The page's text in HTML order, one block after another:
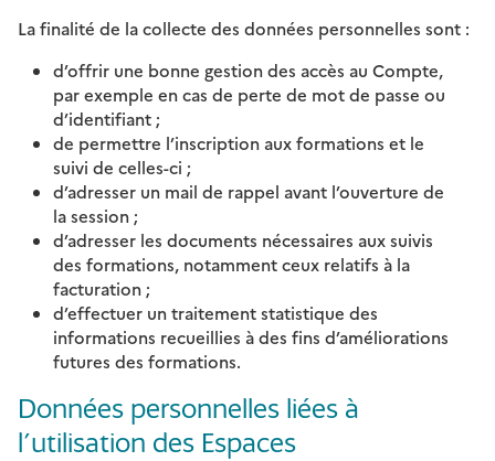
La finalité de la collecte des données personnelles sont :
d’offrir une bonne gestion des accès au Compte,
par exemple en cas de perte de mot de passe ou
d’identifiant ;
de permettre l’inscription aux formations et le
suivi de celles-ci ;
d’adresser un mail de rappel avant l’ouverture de
la session ;
d’adresser les documents nécessaires aux suivis
des formations, notamment ceux relatifs à la
facturation ;
d’effectuer un traitement statistique des
informations recueillies à des fins d’améliorations
futures des formations.
Données personnelles liées à
l’utilisation des Espaces